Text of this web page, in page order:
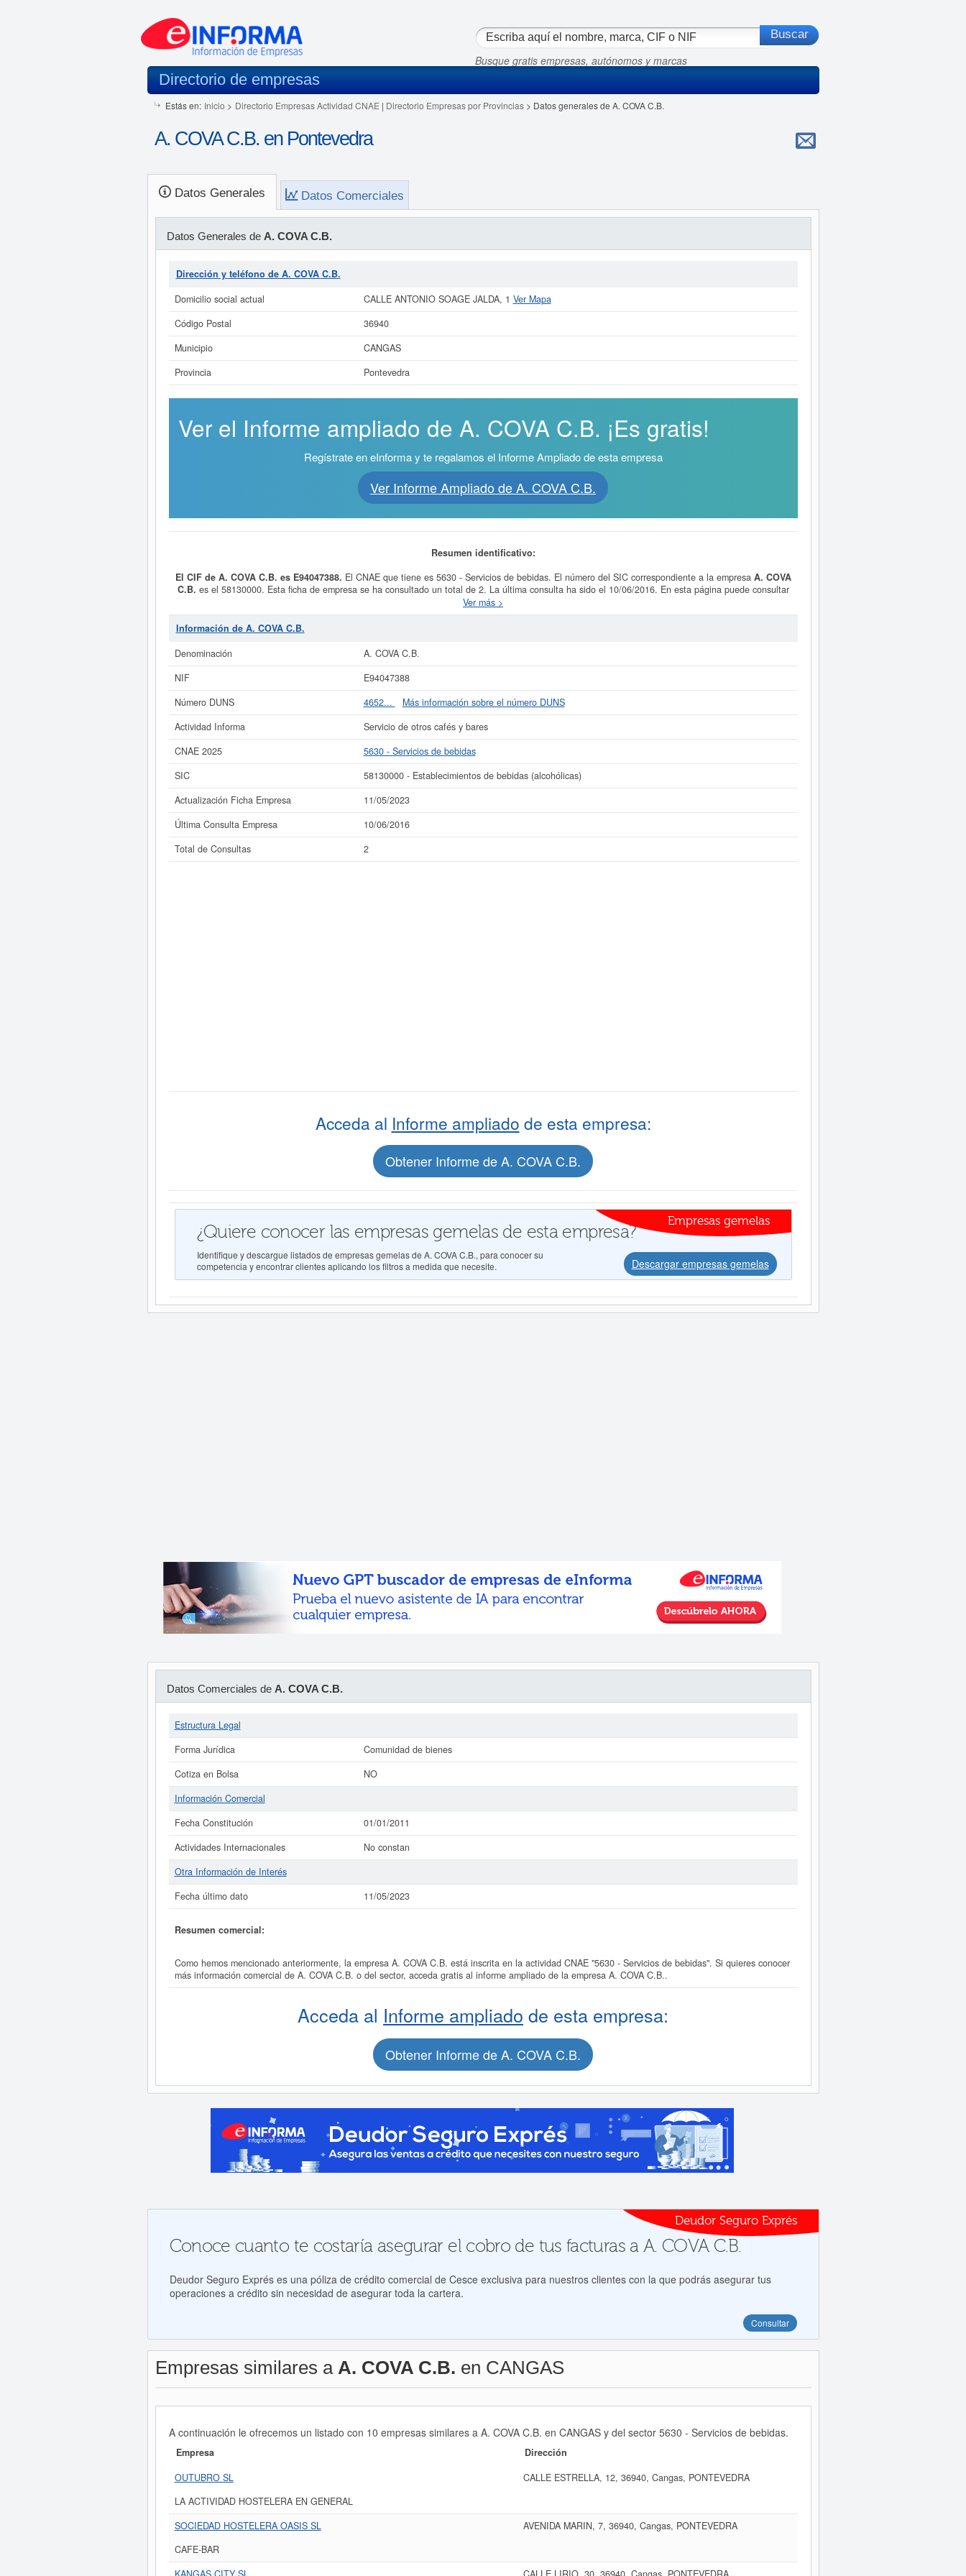
Busque gratis empresas, autónomos y marcas
Directorio de empresas
Estás en: Inicio > Directorio Empresas Actividad CNAE | Directorio Empresas por Provincias> Datos generales de A. COVA C.B.
A. COVA C.B. en Pontevedra
Datos Generales Datos Comerciales
Datos Generales de A. COVA C.B.
Dirección y teléfono de A. COVA C.B.
Domicilio social actual
CALLE ANTONIO SOAGE JALDA, 1 Ver Mapa
Código Postal
36940
Municipio
CANGAS
Provincia
Pontevedra
Ver el Informe ampliado de A. COVA C.B. ¡Es gratis!
Regístrate en eInforma y te regalamos el Informe Ampliado de esta empresa
Ver Informe Ampliado de A. COVA C.B.
Resumen identificativo:
El CIF de A. COVA C.B. es E94047388. El CNAE que tiene es 5630 - Servicios de bebidas. El número del SIC correspondiente a la empresa A. COVA
C.B. es el 58130000. Esta ficha de empresa se ha consultado un total de 2. La última consulta ha sido el 10/06/2016. En esta página puede consultar
además las subvenciones a las que puede optar esta empresa.
Si está interesado en conocer más datos de la empresa A. COVA C.B. puede
consultar los resultados de sus años de actividad, así como los balances y cuentas de resultados disponibles.
La última actualización del informe de empresa se ha realizado el 11/05/2023.
Ver más >
Información de A. COVA C.B.
Denominación
A. COVA C.B.
NIF
E94047388
Número DUNS
4652...
Más información sobre el número DUNS
Actividad Informa
Servicio de otros cafés y bares
CNAE 2025
5630 - Servicios de bebidas
SIC
58130000 - Establecimientos de bebidas (alcohólicas)
Actualización Ficha Empresa
11/05/2023
Última Consulta Empresa
10/06/2016
Total de Consultas
2
Acceda al Informe ampliado de esta empresa:
Obtener Informe de A. COVA C.B.
Empresas gemelas
¿Quiere conocer las empresas gemelas de esta empresa?
Identifique y descargue listados de empresas gemelas de A. COVA C.B., para conocer su
competencia y encontrar clientes aplicando los filtros a medida que necesite.
Descargar empresas gemelas
Datos Comerciales de A. COVA C.B.
Estructura Legal
Forma Jurídica
Comunidad de bienes
Cotiza en Bolsa
NO
Información Comercial
Fecha Constitución
01/01/2011
Actividades Internacionales
No constan
Otra Información de Interés
Fecha último dato
11/05/2023
Resumen comercial:
Como hemos mencionado anteriormente, la empresa A. COVA C.B. está inscrita en la actividad CNAE "5630 - Servicios de bebidas". Si quieres conocer
más información comercial de A. COVA C.B. o del sector, acceda gratis al informe ampliado de la empresa A. COVA C.B..
Acceda al Informe ampliado de esta empresa:
Obtener Informe de A. COVA C.B.
Deudor Seguro Exprés
Conoce cuanto te costaría asegurar el cobro de tus facturas a A. COVA C.B.
Deudor Seguro Exprés es una póliza de crédito comercial de Cesce exclusiva para nuestros clientes con la que podrás asegurar tus
operaciones a crédito sin necesidad de asegurar toda la cartera.
Consultar
Empresas similares a A. COVA C.B. en CANGAS
A continuación le ofrecemos un listado con 10 empresas similares a A. COVA C.B. en CANGAS y del sector 5630 - Servicios de bebidas.
Empresa
Dirección
OUTUBRO SL
CALLE ESTRELLA, 12, 36940, Cangas, PONTEVEDRA
LA ACTIVIDAD HOSTELERA EN GENERAL
SOCIEDAD HOSTELERA OASIS SL
AVENIDA MARIN, 7, 36940, Cangas, PONTEVEDRA
CAFE-BAR